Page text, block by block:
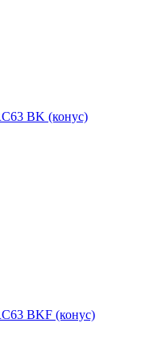
BK (конус)
BKF (конус)